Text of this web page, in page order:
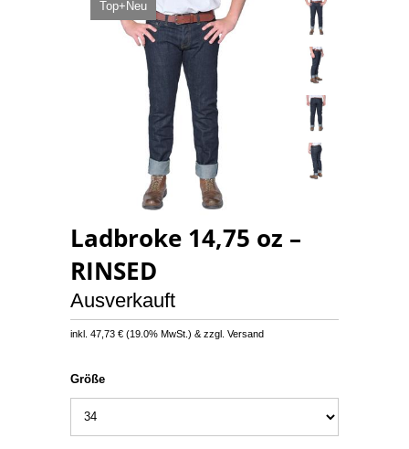
Top+Neu
Ladbroke 14,75 oz –
RINSED
Ausverkauft
inkl.47,73 € (19.0% MwSt.) & zzgl. Versand
Größe